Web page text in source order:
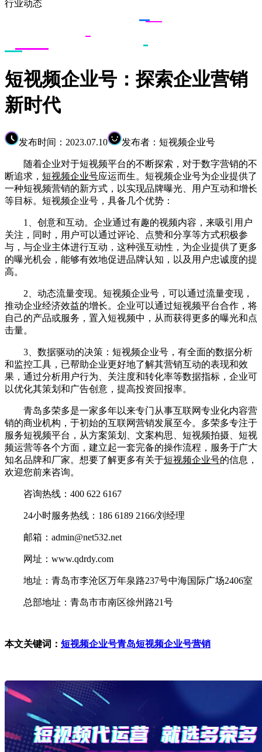
行业动态
短视频企业号：探索企业营销
新时代
发布时间：2023.07.10 发布者：短视频企业号
随着企业对于短视频平台的不断探索，对于数字营销的不
断追求， 短视频企业号应运而生。短视频企业号为企业提供了
一种短视频营销的新方式，以实现品牌曝光、用户互动和增长
等目标。短视频企业号，具备几个优势：
1、创意和互动。企业通过有趣的视频内容，来吸引用户
关注，同时，用户可以通过评论、点赞和分享等方式积极参
与，与企业主体进行互动，这种强互动性，为企业提供了更多
的曝光机会，能够有效地促进品牌认知，以及用户忠诚度的提
高。
2、动态流量变现。短视频企业号，可以通过流量变现，
推动企业经济效益的增长。企业可以通过短视频平台合作，将
自己的产品或服务，置入短视频中，从而获得更多的曝光和点
击量。
3、数据驱动的决策：短视频企业号，有全面的数据分析
和监控工具，已帮助企业更好地了解其营销互动的表现和效
果，通过分析用户行为、关注度和转化率等数据指标，企业可
以优化其策划和广告创意，提高投资回报率。
青岛多荣多是一家多年以来专门从事互联网专业化内容营
销的商业机构，于初始的互联网营销发展至今。多荣多专注于
服务短视频平台，从方案策划、文案构思、短视频拍摄、短视
频运营等各个方面，建立起一套完备的操作流程，服务于广大
知名品牌和厂家。想要了解更多有关于短视频企业号的信息，
欢迎您前来咨询。
咨询热线：400 622 6167
24小时服务热线：186 6189 2166/刘经理
邮箱：admin@net532.net
网址：www.qdrdy.com
地址：青岛市李沧区万年泉路237号中海国际广场2406室
总部地址：青岛市市南区徐州路21号
本文关键词： 短视频企业号青岛短视频企业号营销